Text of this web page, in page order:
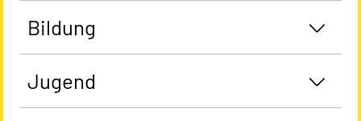
Bildung
Jugend